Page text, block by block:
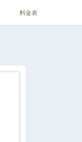
料金表